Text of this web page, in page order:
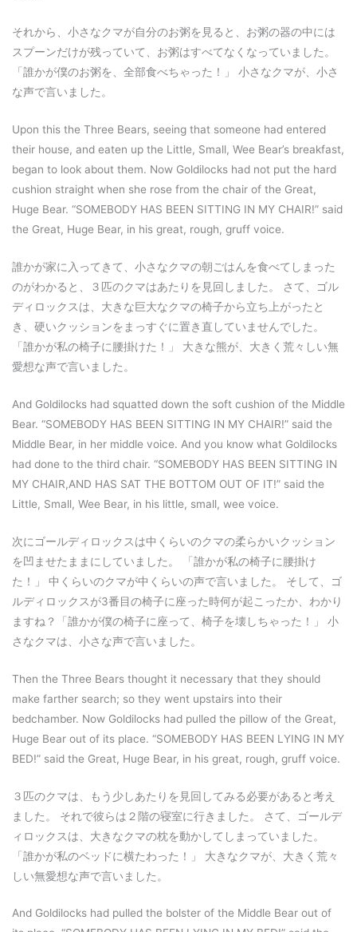
それから、小さなクマが自分のお粥を見ると、お粥の器の中には
スプーンだけが残っていて、お粥はすべてなくなっていました。
「誰かが僕のお粥を、全部食べちゃった！」 小さなクマが、小さ
な声で言いました。
Upon this the Three Bears, seeing that someone had entered
their house, and eaten up the Little, Small, Wee Bear’s breakfast,
began to look about them. Now Goldilocks had not put the hard
cushion straight when she rose from the chair of the Great,
Huge Bear. “SOMEBODY HAS BEEN SITTING IN MY CHAIR!” said
the Great, Huge Bear, in his great, rough, gruff voice.
誰かが家に入ってきて、小さなクマの朝ごはんを食べてしまった
のがわかると、３匹のクマはあたりを見回しました。 さて、ゴル
ディロックスは、大きな巨大なクマの椅子から立ち上がったと
き、硬いクッションをまっすぐに置き直していませんでした。
「誰かが私の椅子に腰掛けた！」 大きな熊が、大きく荒々しい無
愛想な声で言いました。
And Goldilocks had squatted down the soft cushion of the Middle
Bear. “SOMEBODY HAS BEEN SITTING IN MY CHAIR!” said the
Middle Bear, in her middle voice. And you know what Goldilocks
had done to the third chair. “SOMEBODY HAS BEEN SITTING IN
MY CHAIR,AND HAS SAT THE BOTTOM OUT OF IT!” said the
Little, Small, Wee Bear, in his little, small, wee voice.
次にゴールディロックスは中くらいのクマの柔らかいクッション
を凹ませたままにしていました。 「誰かが私の椅子に腰掛け
た！」 中くらいのクマが中くらいの声で言いました。 そして、ゴ
ルディロックスが3番目の椅子に座った時何が起こったか、わかり
ますね？「誰かが僕の椅子に座って、椅子を壊しちゃった！」 小
さなクマは、小さな声で言いました。
Then the Three Bears thought it necessary that they should
make farther search; so they went upstairs into their
bedchamber. Now Goldilocks had pulled the pillow of the Great,
Huge Bear out of its place. “SOMEBODY HAS BEEN LYING IN MY
BED!” said the Great, Huge Bear, in his great, rough, gruff voice.
３匹のクマは、もう少しあたりを見回してみる必要があると考え
ました。 それで彼らは２階の寝室に行きました。 さて、ゴールデ
ィロックスは、大きなクマの枕を動かしてしまっていました。
「誰かが私のベッドに横たわった！」 大きなクマが、大きく荒々
しい無愛想な声で言いました。
And Goldilocks had pulled the bolster of the Middle Bear out of